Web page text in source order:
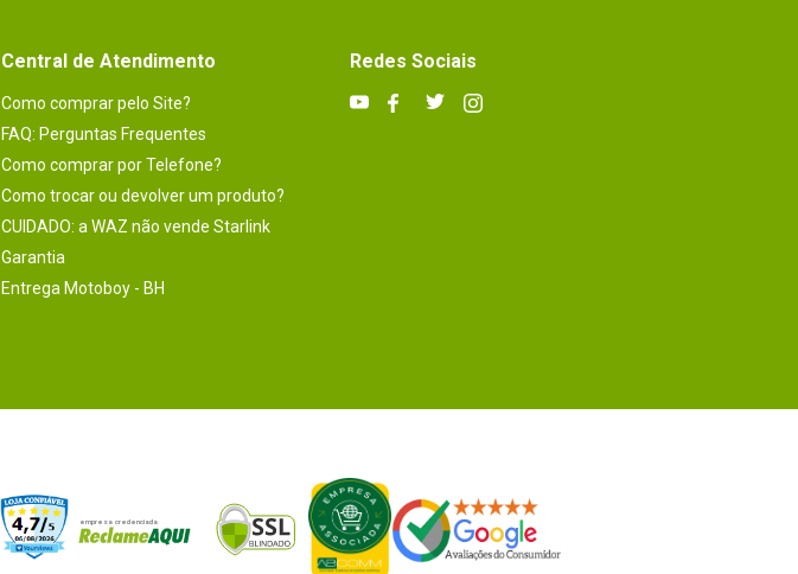
Central de Atendimento
Como comprar pelo Site?
FAQ: Perguntas Frequentes
Como comprar por Telefone?
Como trocar ou devolver um produto?
CUIDADO: a WAZ não vende Starlink
Garantia
Entrega Motoboy - BH
Redes Sociais